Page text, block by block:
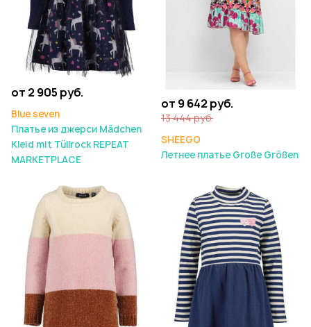
от 2 905 руб.
Blue seven
Платье из джерси Mädchen
Kleid mit Tüllrock REPEAT
MARKETPLACE
от 9 642 руб.
13 444 руб.
SHEEGO
Летнее платье Große Größen